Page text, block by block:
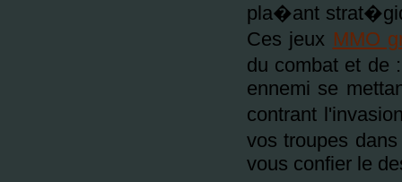
pla�ant
Ces jeux MMO
du combat et de
ennemi se
contrant
vos troupes
vous confier le